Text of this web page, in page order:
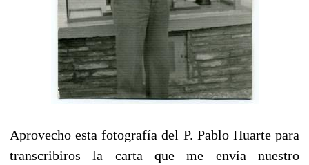
Aprovecho esta fotografía del P. Pablo Huarte para
transcribiros la carta que me envía nuestro